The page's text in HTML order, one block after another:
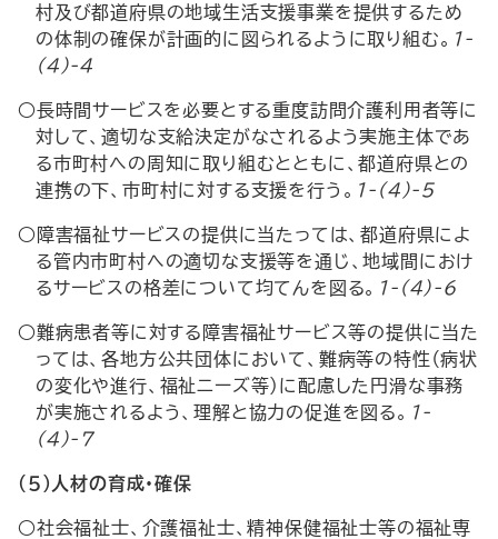
村及び都道府県の地域生活支援事業を提供するため
の体制の確保が計画的に図られるように取り組む。 1-
(4)-4
○長時間サービスを必要とする重度訪問介護利用者等に
対して、適切な支給決定がなされるよう実施主体であ
る市町村への周知に取り組むとともに、都道府県との
連携の下、市町村に対する支援を行う。 1-(4)-5
○障害福祉サービスの提供に当たっては、都道府県によ
る管内市町村への適切な支援等を通じ、地域間におけ
るサービスの格差について均てんを図る。 1-(4)-6
○難病患者等に対する障害福祉サービス等の提供に当た
っては、各地方公共団体において、難病等の特性（病状
の変化や進行、福祉ニーズ等）に配慮した円滑な事務
が実施されるよう、理解と協力の促進を図る。 1-
(4)-7
（５）人材の育成・確保
○社会福祉士、介護福祉士、精神保健福祉士等の福祉専